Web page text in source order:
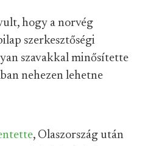
hogy a norvég
szerkesztőségi
szavakkal minősítette
nehezen lehetne
, Olaszország után